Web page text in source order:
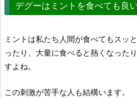
デグーはミントを食べても良
ミントは私たち人間が食べてもスッ
ったり、大量に食べると熱くなった
すよね。
この刺激が苦手な人も結構います。